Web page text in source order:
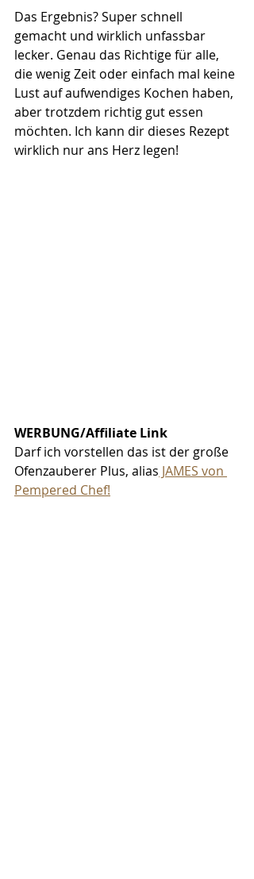
Das Ergebnis? Super schnell
gemacht und wirklich unfassbar
lecker. Genau das Richtige für alle,
die wenig Zeit oder einfach mal keine
Lust auf aufwendiges Kochen haben,
aber trotzdem richtig gut essen
möchten. Ich kann dir dieses Rezept
wirklich nur ans Herz legen!
WERBUNG/Affiliate Link
Darf ich vorstellen das ist der große
Ofenzauberer Plus, alias JAMES von
Pempered Chef!